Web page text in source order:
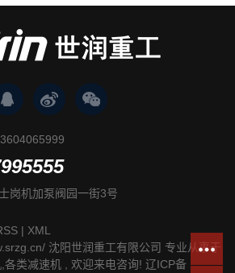
岗机加泵阀园一街3号
| XML
沈阳世润重工有限公司 专业从事于
各类减速机 , 欢迎来电咨询! 辽ICP备